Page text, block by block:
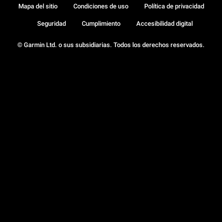
© Garmin Ltd. o sus subsidiarias. Todos los derechos reservados.
Mapa del sitio Condiciones de uso Política de privacidad
Seguridad Cumplimiento Accesibilidad digital